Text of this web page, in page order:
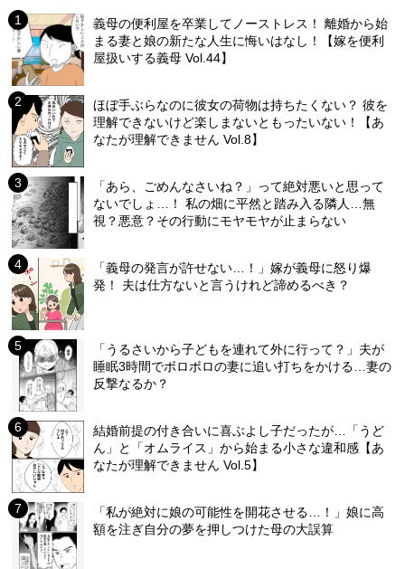
義母の便利屋を卒業してノーストレス！ 離婚から始
まる妻と娘の新たな人生に悔いはなし！【嫁を便利
屋扱いする義母 Vol.44】
ほぼ手ぶらなのに彼女の荷物は持ちたくない？ 彼を
理解できないけど楽しまないともったいない！【あ
なたが理解できません Vol.8】
「あら、ごめんなさいね？」って絶対悪いと思って
ないでしょ…！ 私の畑に平然と踏み入る隣人…無
視？悪意？その行動にモヤモヤが止まらない
「義母の発言が許せない…！」嫁が義母に怒り爆
発！ 夫は仕方ないと言うけれど諦めるべき？
「うるさいから子どもを連れて外に行って？」夫が
睡眠3時間でボロボロの妻に追い打ちをかける…妻の
反撃なるか？
結婚前提の付き合いに喜ぶよし子だったが…「うど
ん」と「オムライス」から始まる小さな違和感【あ
なたが理解できません Vol.5】
「私が絶対に娘の可能性を開花させる…！」娘に高
額を注ぎ自分の夢を押しつけた母の大誤算